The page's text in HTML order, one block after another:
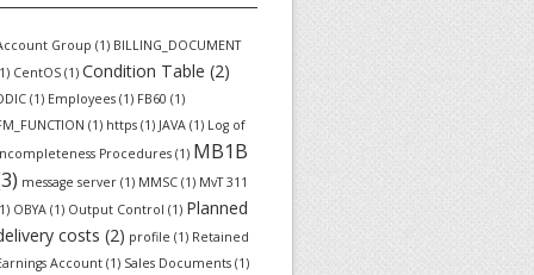
Group (1) BILLING_DOCUMENT
CentOS (1) Condition Table (2)
(1) Employees (1) FB60 (1)
(1) https (1) JAVA (1) Log of
Procedures (1) MB1B
message server (1) MMSC (1) MvT 311
OBYA (1) Output Control (1) Planned
costs (2) profile (1) Retained
Account (1) Sales Documents (1)